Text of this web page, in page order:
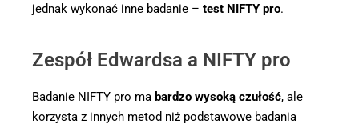
jednak wykonać inne badanie – test NIFTY pro.
Zespół Edwardsa a NIFTY pro
Badanie NIFTY pro ma bardzo wysoką czułość, ale
korzysta z innych metod niż podstawowe badania